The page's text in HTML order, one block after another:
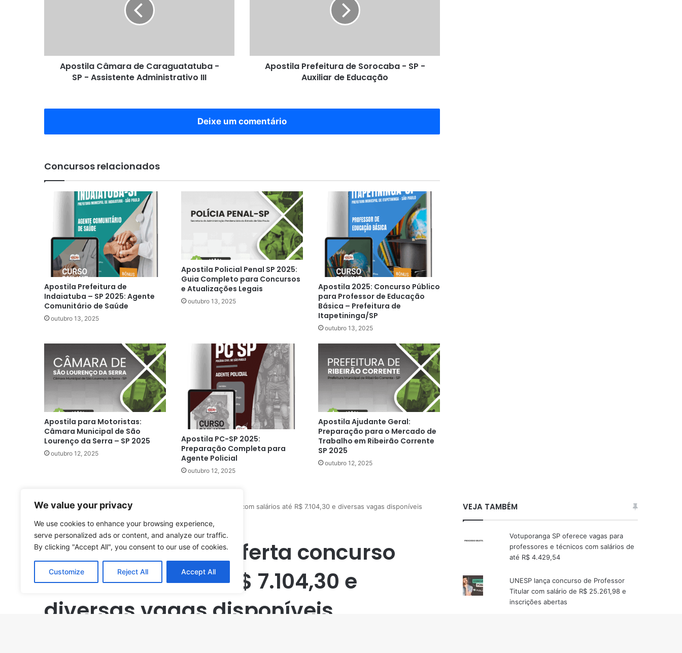
We value your privacy
We use cookies to enhance your browsing experience,
serve personalized ads or content, and analyze our traffic.
By clicking "Accept All", you consent to our use of cookies.
Customize Reject All Accept All
Administrativo
Apostila Câmara de Caraguatatuba -
SP - Assistente Administrativo III
de
Educação
Apostila Prefeitura de Sorocaba - SP -
Auxiliar de Educação
Deixe um comentário
Concursos relacionados
Apostila Prefeitura de
Indaiatuba – SP 2025: Agente
Comunitário de Saúde
outubro 13, 2025
Apostila Policial Penal SP 2025:
Guia Completo para Concursos
e Atualizações Legais
outubro 13, 2025
Apostila 2025: Concurso Público
para Professor de Educação
Básica – Prefeitura de
Itapetininga/SP
outubro 13, 2025
Apostila para Motoristas:
Câmara Municipal de São
Lourenço da Serra – SP 2025
outubro 12, 2025
Apostila PC-SP 2025:
Preparação Completa para
Agente Policial
outubro 12, 2025
Apostila Ajudante Geral:
Preparação para o Mercado de
Trabalho em Ribeirão Corrente
SP 2025
outubro 12, 2025